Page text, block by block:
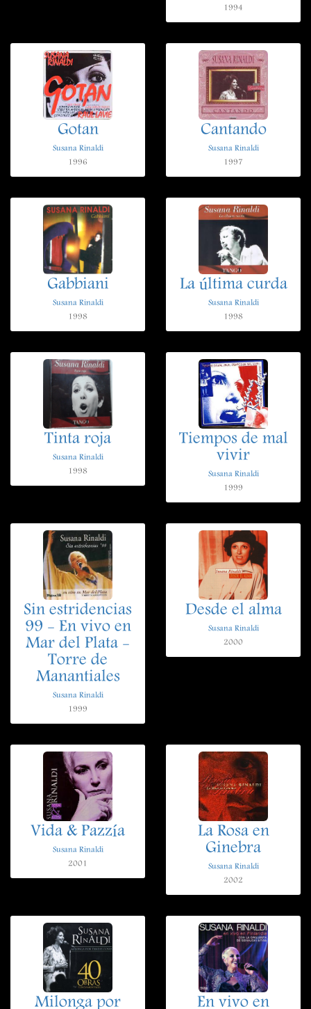
1994
Gotan
Susana Rinaldi
1996
Cantando
Susana Rinaldi
1997
Gabbiani
Susana Rinaldi
1998
La última curda
Susana Rinaldi
1998
Tinta roja
Susana Rinaldi
1998
Tiempos de mal
vivir
Susana Rinaldi
1999
Sin estridencias
99 - En vivo en
Mar del Plata -
Torre de
Manantiales
Susana Rinaldi
1999
Desde el alma
Susana Rinaldi
2000
Vida & Pazzía
Susana Rinaldi
2001
La Rosa en
Ginebra
Susana Rinaldi
2002
Milonga por
En vivo en